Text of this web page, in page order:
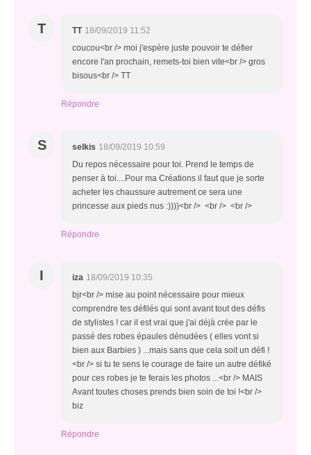
T TT 18/09/2019 11:52
coucou<br /> moi j'espère juste pouvoir te défier
encore l'an prochain, remets-toi bien vite<br /> gros
bisous<br /> TT
Répondre
S selkis 18/09/2019 10:59
Du repos nécessaire pour toi. Prend le temps de
penser à toi....Pour ma Créations il faut que je sorte
acheter les chaussure autrement ce sera une
princesse aux pieds nus :))))<br /> <br /> <br />
Répondre
I iza 18/09/2019 10:35
bjr<br /> mise au point nécessaire pour mieux
comprendre tes défilés qui sont avant tout des défis
de stylistes ! car il est vrai que j'ai déjà crée par le
passé des robes épaules dénudées ( elles vont si
bien aux Barbies ) ...mais sans que cela soit un défi !
<br /> si tu te sens le courage de faire un autre défiké
pour ces robes je te ferais les photos ...<br /> MAIS
Avant toutes choses prends bien soin de toi !<br />
biz
Répondre